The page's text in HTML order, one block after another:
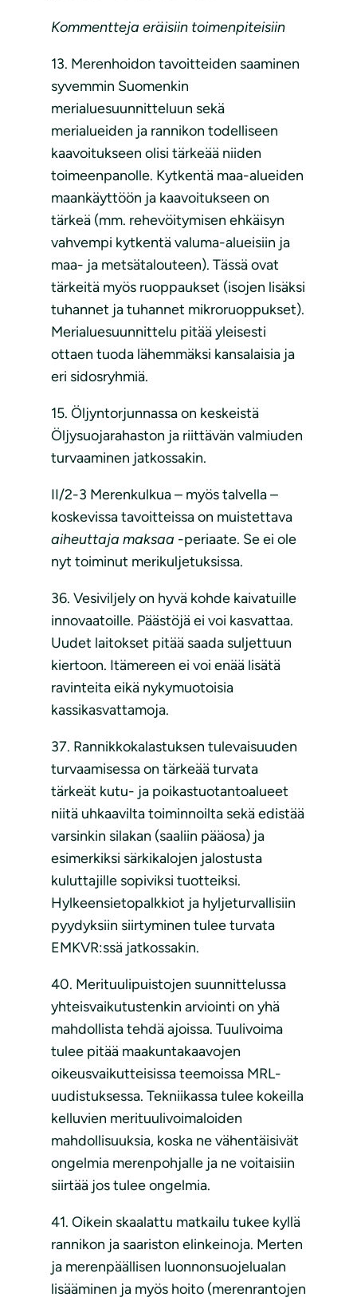
Kommentteja eräisiin toimenpiteisiin
13. Merenhoidon tavoitteiden saaminen
syvemmin Suomenkin
merialuesuunnitteluun sekä
merialueiden ja rannikon todelliseen
kaavoitukseen olisi tärkeää niiden
toimeenpanolle. Kytkentä maa-alueiden
maankäyttöön ja kaavoitukseen on
tärkeä (mm. rehevöitymisen ehkäisyn
vahvempi kytkentä valuma-alueisiin ja
maa- ja metsätalouteen). Tässä ovat
tärkeitä myös ruoppaukset (isojen lisäksi
tuhannet ja tuhannet mikroruoppukset).
Merialuesuunnittelu pitää yleisesti
ottaen tuoda lähemmäksi kansalaisia ja
eri sidosryhmiä.
15. Öljyntorjunnassa on keskeistä
Öljysuojarahaston ja riittävän valmiuden
turvaaminen jatkossakin.
II/2-3 Merenkulkua – myös talvella –
koskevissa tavoitteissa on muistettava
aiheuttaja maksaa -periaate. Se ei ole
nyt toiminut merikuljetuksissa.
36. Vesiviljely on hyvä kohde kaivatuille
innovaatoille. Päästöjä ei voi kasvattaa.
Uudet laitokset pitää saada suljettuun
kiertoon. Itämereen ei voi enää lisätä
ravinteita eikä nykymuotoisia
kassikasvattamoja.
37. Rannikkokalastuksen tulevaisuuden
turvaamisessa on tärkeää turvata
tärkeät kutu- ja poikastuotantoalueet
niitä uhkaavilta toiminnoilta sekä edistää
varsinkin silakan (saaliin pääosa) ja
esimerkiksi särkikalojen jalostusta
kuluttajille sopiviksi tuotteiksi.
Hylkeensietopalkkiot ja hyljeturvallisiin
pyydyksiin siirtyminen tulee turvata
EMKVR:ssä jatkossakin.
40. Merituulipuistojen suunnittelussa
yhteisvaikutustenkin arviointi on yhä
mahdollista tehdä ajoissa. Tuulivoima
tulee pitää maakuntakaavojen
oikeusvaikutteisissa teemoissa MRL-
uudistuksessa. Tekniikassa tulee kokeilla
kelluvien merituulivoimaloiden
mahdollisuuksia, koska ne vähentäisivät
ongelmia merenpohjalle ja ne voitaisiin
siirtää jos tulee ongelmia.
41. Oikein skaalattu matkailu tukee kyllä
rannikon ja saariston elinkeinoja. Merten
ja merenpäällisen luonnonsuojelualan
lisääminen ja myös hoito (merenrantojen